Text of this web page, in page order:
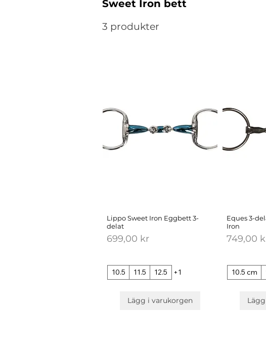
Sweet Iron bett
3 produkter
Lippo Sweet Iron Eggbett 3-
delat
Pris
699,00 kr
10.5 11.5 12.5 +1
Lägg i varukorgen
Eques 3-
Iron
Pris
749,00
10.5 cm